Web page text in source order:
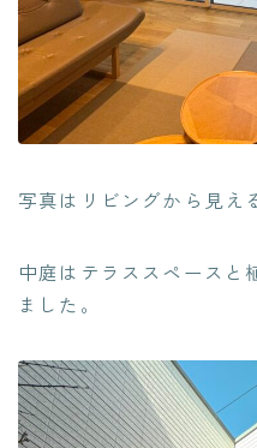
写真はリビングから見え
中庭はテラススペースと
ました。